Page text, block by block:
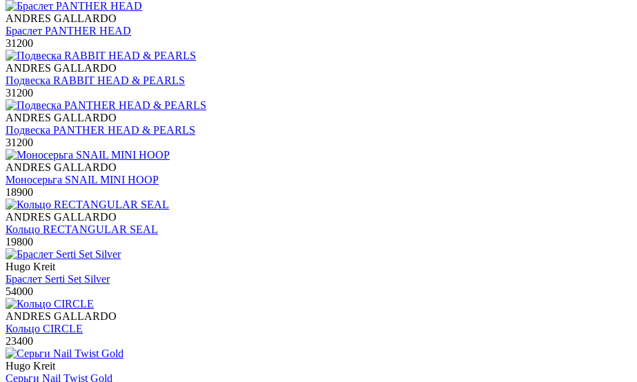
ANDRES GALLARDO
Браслет PANTHER HEAD
31200
ANDRES GALLARDO
Подвеска RABBIT HEAD & PEARLS
31200
ANDRES GALLARDO
Подвеска PANTHER HEAD & PEARLS
31200
ANDRES GALLARDO
Моносерьга SNAIL MINI HOOP
18900
ANDRES GALLARDO
Кольцо RECTANGULAR SEAL
19800
Hugo Kreit
Браслет Serti Set Silver
54000
ANDRES GALLARDO
Кольцо CIRCLE
23400
Hugo Kreit
Серьги Nail Twist Gold